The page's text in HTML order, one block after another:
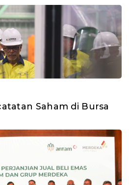
Saham di Bursa